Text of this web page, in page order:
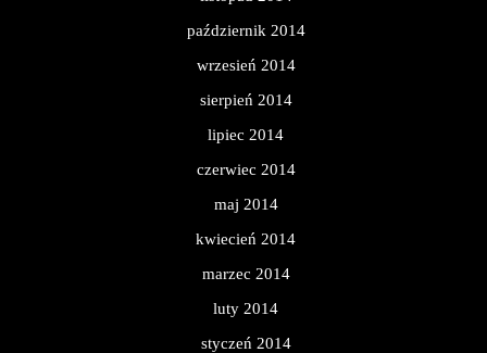
październik 2014
wrzesień 2014
sierpień 2014
lipiec 2014
czerwiec 2014
maj 2014
kwiecień 2014
marzec 2014
luty 2014
styczeń 2014